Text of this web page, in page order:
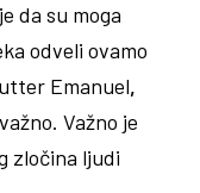
da su moga
odveli ovamo
Emanuel,
Važno je
zločina ljudi